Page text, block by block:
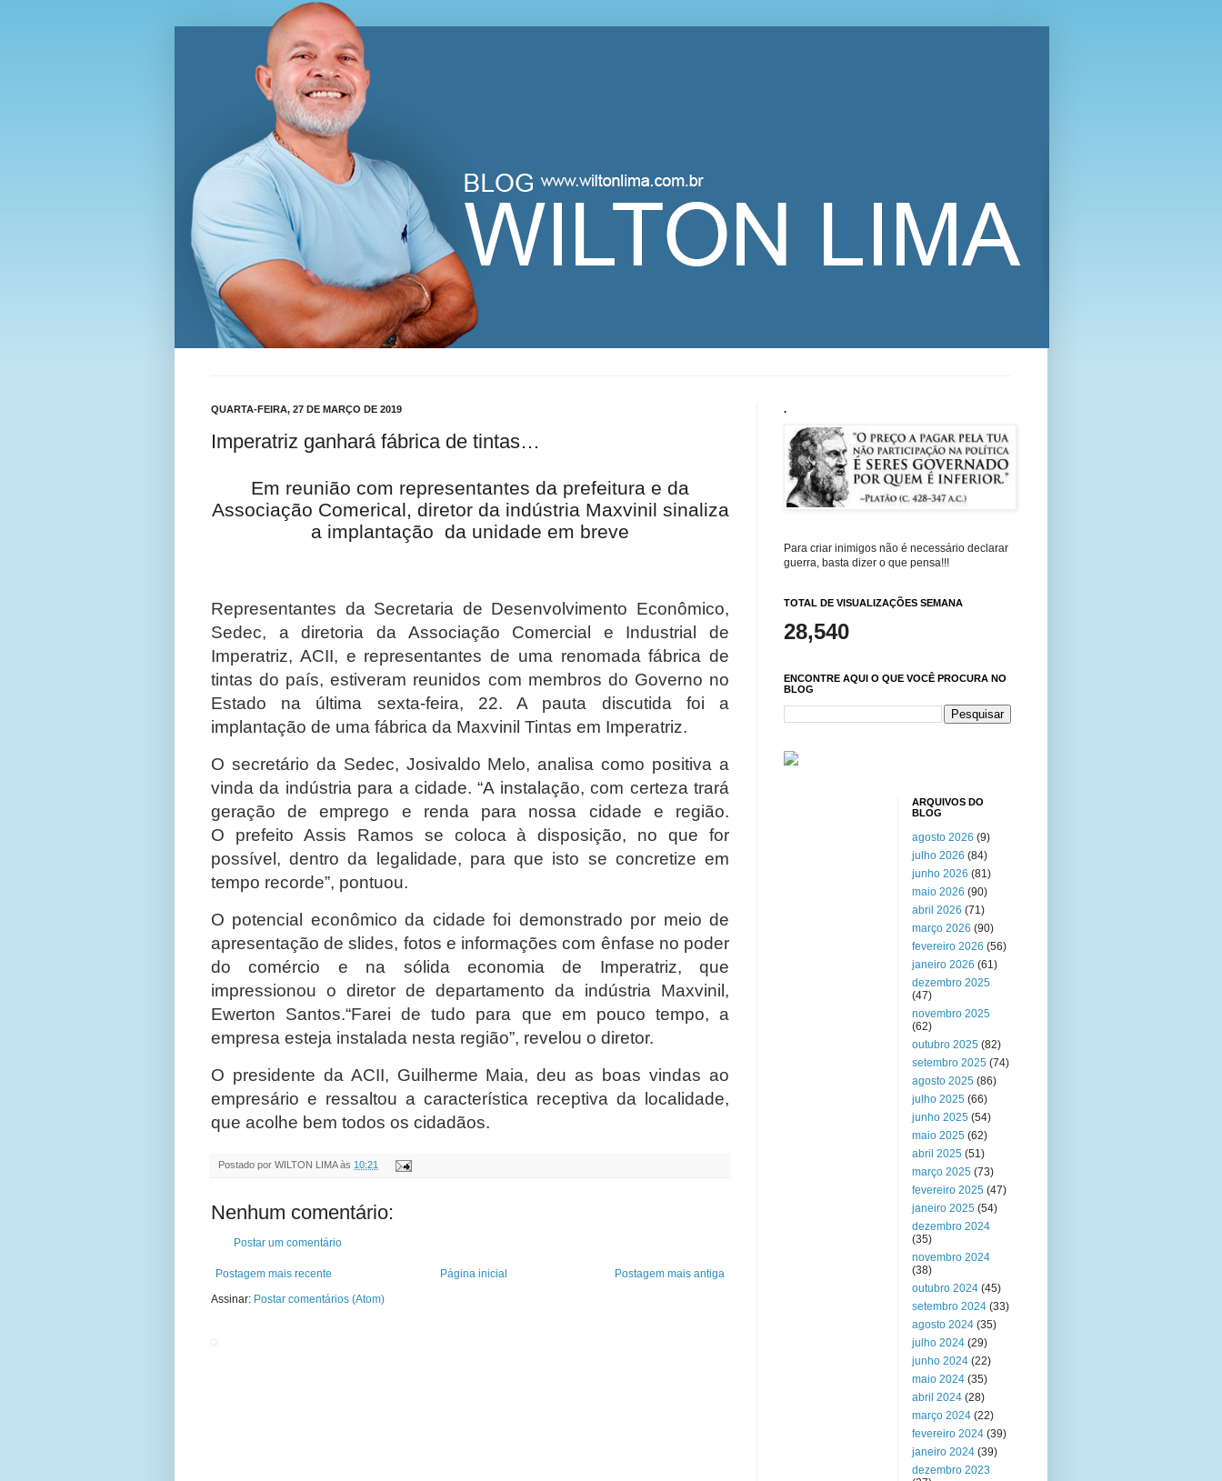
Blog Wilton Lima
QUARTA-FEIRA, 27 DE MARÇO DE 2019
Imperatriz ganhará fábrica de tintas…
Em reunião com representantes da prefeitura e da
Associação Comerical, diretor da indústria Maxvinil sinaliza
a implantação da unidade em breve
Representantes da Secretaria de Desenvolvimento Econômico,
Sedec, a diretoria da Associação Comercial e Industrial de
Imperatriz, ACII, e representantes de uma renomada fábrica de
tintas do país, estiveram reunidos com membros do Governo no
Estado na última sexta-feira, 22. A pauta discutida foi a
implantação de uma fábrica da Maxvinil Tintas em Imperatriz.
O secretário da Sedec, Josivaldo Melo, analisa como positiva a
vinda da indústria para a cidade. “A instalação, com certeza trará
geração de emprego e renda para nossa cidade e região.
O prefeito Assis Ramos se coloca à disposição, no que for
possível, dentro da legalidade, para que isto se concretize em
tempo recorde”, pontuou.
O potencial econômico da cidade foi demonstrado por meio de
apresentação de slides, fotos e informações com ênfase no poder
do comércio e na sólida economia de Imperatriz, que
impressionou o diretor de departamento da indústria Maxvinil,
Ewerton Santos.“Farei de tudo para que em pouco tempo, a
empresa esteja instalada nesta região”, revelou o diretor.
O presidente da ACII, Guilherme Maia, deu as boas vindas ao
empresário e ressaltou a característica receptiva da localidade,
que acolhe bem todos os cidadãos.
Postado por WILTON LIMA às 10:21
Nenhum comentário:
Postar um comentário
Postagem mais recente Postagem mais antiga
Página inicial
Assinar: Postar comentários (Atom)
.
Para criar inimigos não é necessário declarar
guerra, basta dizer o que pensa!!!
TOTAL DE VISUALIZAÇÕES SEMANA
28,540
ENCONTRE AQUI O QUE VOCÊ PROCURA NO
BLOG
ARQUIVOS DO
BLOG
agosto 2026 (9)
julho 2026 (84)
junho 2026 (81)
maio 2026 (90)
abril 2026 (71)
março 2026 (90)
fevereiro 2026 (56)
janeiro 2026 (61)
dezembro 2025
(47)
novembro 2025
(62)
outubro 2025 (82)
setembro 2025 (74)
agosto 2025 (86)
julho 2025 (66)
junho 2025 (54)
maio 2025 (62)
abril 2025 (51)
março 2025 (73)
fevereiro 2025 (47)
janeiro 2025 (54)
dezembro 2024
(35)
novembro 2024
(38)
outubro 2024 (45)
setembro 2024 (33)
agosto 2024 (35)
julho 2024 (29)
junho 2024 (22)
maio 2024 (35)
abril 2024 (28)
março 2024 (22)
fevereiro 2024 (39)
janeiro 2024 (39)
dezembro 2023